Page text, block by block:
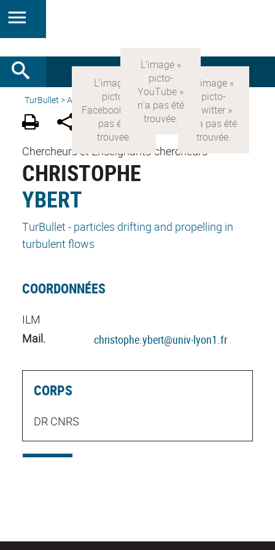
TurBullet >Accueil People Principal Investigators
Chercheurs et Enseignants-chercheurs
CHRISTOPHE
YBERT
TurBullet - particles drifting and propelling in
turbulent flows
COORDONNÉES
ILM
Mail.
christophe.ybert@univ-lyon1.fr
CORPS
DR CNRS